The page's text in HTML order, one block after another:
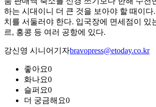
하는 시대이니 더 큰 것을 보아야 할 때이다
치를 서둘러야 한다. 입국장에 면세점이 있
르, 홍콩 등 여러 공항에 있다.
강신영 시니어기자bravopress@etoday.co.kr
좋아요0
화나요0
슬퍼요0
더 궁금해요0